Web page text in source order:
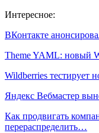
Интересное:
ВКонтакте
Theme YAML: новый
Wildberries тестирует
Яндекс Вебмастер
Как продвигать
перераспределить…